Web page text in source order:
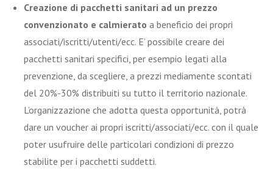
Creazione di pacchetti sanitari ad un prezzo
convenzionato e calmierato a beneficio dei propri
associati/iscritti/utenti/ecc. E’ possibile creare dei
pacchetti sanitari specifici, per esempio legati alla
prevenzione, da scegliere, a prezzi mediamente scontati
del 20%-30% distribuiti su tutto il territorio nazionale.
L’organizzazione che adotta questa opportunità, potrà
dare un voucher ai propri iscritti/associati/ecc. con il quale
poter usufruire delle particolari condizioni di prezzo
stabilite per i pacchetti suddetti.